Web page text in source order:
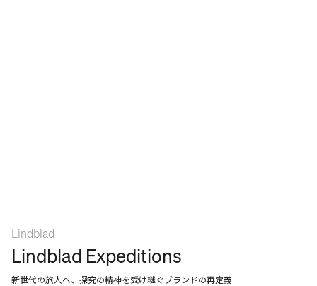
Lindblad
Lindblad Expeditions
新世代の旅人へ、探究の精神を受け継ぐブランドの再定義